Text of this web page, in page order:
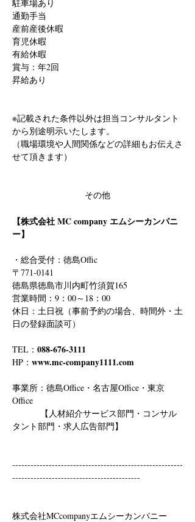
駐車場あり
通勤手当
産前産後休暇
育児休暇
有給休暇
賞与：年2回
昇給あり
※記載された条件以外は担当コンサルタント
から別途明示いたします。
（職場環境や人間関係などの詳細もお伝えさ
せて頂きます）
その他
【株式会社 MC company エムシーカンパニ
ー】
・総合受付：徳島Offic
〒771-0141
徳島県徳島市川内町竹須賀165
営業時間：9：00～18：00
休日：土日祝（事前予約の場合、時間外・土
日の登録面談可）
TEL： 088-676-3111
HP： www.mc-company1111.com
事業所：徳島Office・名古屋Office・東京
Office
【人材紹介サービス部門・コンサル
タント部門・求人広告部門】
--------------------------------------------------------
------------------------------------------
株式会社MCcompanyエムシーカンパニー